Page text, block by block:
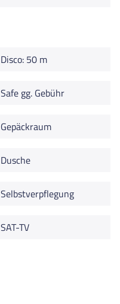
Disco: 50 m
Safe gg. Gebühr
Gepäckraum
Dusche
Selbstverpflegung
SAT-TV